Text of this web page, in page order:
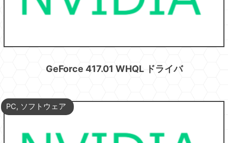
GeForce 417.01 WHQL ドライバ
PC, ソフトウェア